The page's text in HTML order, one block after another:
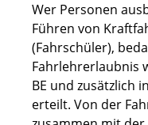
Wer Personen
Führen von
(Fahrschüler),
Fahrlehrerlaubnis
BE und zusätzlich
erteilt. Von der